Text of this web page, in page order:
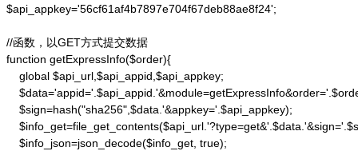
$api_appkey='56cf61af4b7897e704f67deb88ae8f24';
//函数，以GET方式提交数据
function getExpressInfo($order){
    global $api_url,$api_appid,$api_appkey;
    $sign=hash("sha256",$data.'&appkey='.$api_appkey);
    $info_json=json_decode($info_get, true);